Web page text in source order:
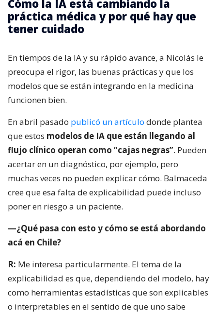
Cómo la IA está cambiando la
práctica médica y por qué hay que
tener cuidado
En tiempos de la IA y su rápido avance, a Nicolás le
preocupa el rigor, las buenas prácticas y que los
modelos que se están integrando en la medicina
funcionen bien.
En abril pasado publicó un artículo donde plantea
que estos modelos de IA que están llegando al
flujo clínico operan como “cajas negras”. Pueden
acertar en un diagnóstico, por ejemplo, pero
muchas veces no pueden explicar cómo. Balmaceda
cree que esa falta de explicabilidad puede incluso
poner en riesgo a un paciente.
—¿Qué pasa con esto y cómo se está abordando
acá en Chile?
R: Me interesa particularmente. El tema de la
explicabilidad es que, dependiendo del modelo, hay
como herramientas estadísticas que son explicables
o interpretables en el sentido de que uno sabe